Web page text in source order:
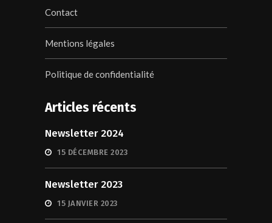
Contact
Mentions légales
Politique de confidentialité
Articles récents
Newsletter 2024
15 DÉCEMBRE 2023
Newsletter 2023
15 JANVIER 2023